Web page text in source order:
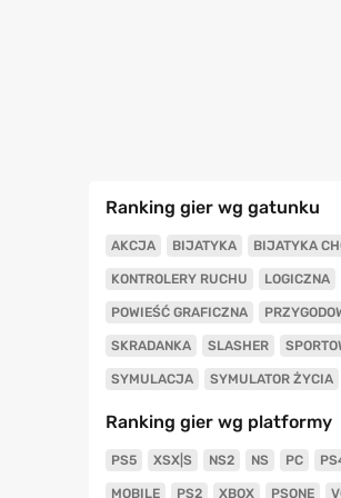
Ranking gier wg gatunku
AKCJA BIJATYKA BIJATYKA
KONTROLERY RUCHU LOGICZNA
POWIEŚĆ GRAFICZNA
SKRADANKA SLASHER
SYMULACJA SYMULATOR ŻYCIA
Ranking gier wg platformy
PS5 XSX|S NS2 NS PC
MOBILE PS2 XBOX PSONE